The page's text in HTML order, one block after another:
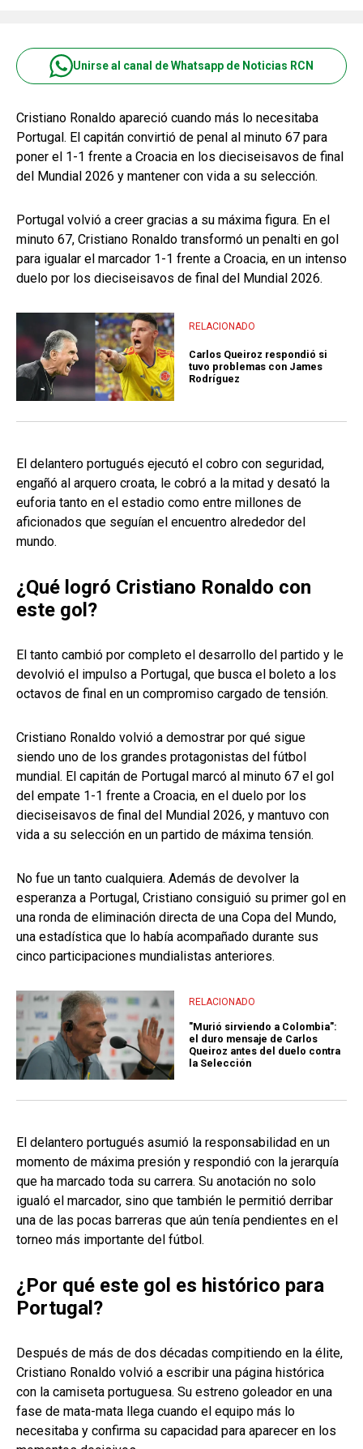
Unirse al canal de Whatsapp de Noticias RCN
Cristiano Ronaldo apareció cuando más lo necesitaba
Portugal. El capitán convirtió de penal al minuto 67 para
poner el 1-1 frente a Croacia en los dieciseisavos de final
del Mundial 2026 y mantener con vida a su selección.
Portugal volvió a creer gracias a su máxima figura. En el
minuto 67, Cristiano Ronaldo transformó un penalti en gol
para igualar el marcador 1-1 frente a Croacia, en un intenso
duelo por los dieciseisavos de final del Mundial 2026.
RELACIONADO
Carlos Queiroz respondió si
tuvo problemas con James
Rodríguez
El delantero portugués ejecutó el cobro con seguridad,
engañó al arquero croata, le cobró a la mitad y desató la
euforia tanto en el estadio como entre millones de
aficionados que seguían el encuentro alrededor del
mundo.
¿Qué logró Cristiano Ronaldo con
este gol?
El tanto cambió por completo el desarrollo del partido y le
devolvió el impulso a Portugal, que busca el boleto a los
octavos de final en un compromiso cargado de tensión.
Cristiano Ronaldo volvió a demostrar por qué sigue
siendo uno de los grandes protagonistas del fútbol
mundial. El capitán de Portugal marcó al minuto 67 el gol
del empate 1-1 frente a Croacia, en el duelo por los
dieciseisavos de final del Mundial 2026, y mantuvo con
vida a su selección en un partido de máxima tensión.
No fue un tanto cualquiera. Además de devolver la
esperanza a Portugal, Cristiano consiguió su primer gol en
una ronda de eliminación directa de una Copa del Mundo,
una estadística que lo había acompañado durante sus
cinco participaciones mundialistas anteriores.
RELACIONADO
"Murió sirviendo a Colombia":
el duro mensaje de Carlos
Queiroz antes del duelo contra
la Selección
El delantero portugués asumió la responsabilidad en un
momento de máxima presión y respondió con la jerarquía
que ha marcado toda su carrera. Su anotación no solo
igualó el marcador, sino que también le permitió derribar
una de las pocas barreras que aún tenía pendientes en el
torneo más importante del fútbol.
¿Por qué este gol es histórico para
Portugal?
Después de más de dos décadas compitiendo en la élite,
Cristiano Ronaldo volvió a escribir una página histórica
con la camiseta portuguesa. Su estreno goleador en una
fase de mata-mata llega cuando el equipo más lo
necesitaba y confirma su capacidad para aparecer en los